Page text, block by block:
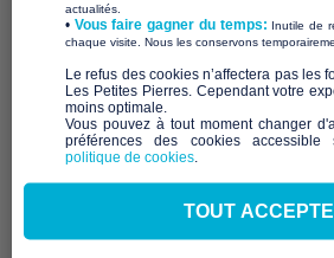
Qui sommes-nous ?
Description à venir
Notre mission et nos
engagements
actualités.
​• Vous faire gagner du temps: Inutile de
chaque visite. Nous les conservons
​Le refus des cookies n’affectera pas les
Les Petites Pierres. Cependant votre
moins optimale.​
Vous pouvez à tout moment changer
préférences des cookies accessible
politique de cookies
TOUT